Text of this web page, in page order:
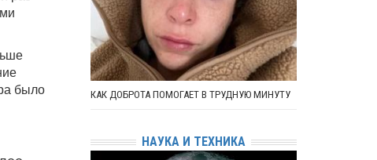
было
КАК ДОБРОТА ПОМОГАЕТ В ТРУДНУЮ МИНУТУ
НАУКА И ТЕХНИКА